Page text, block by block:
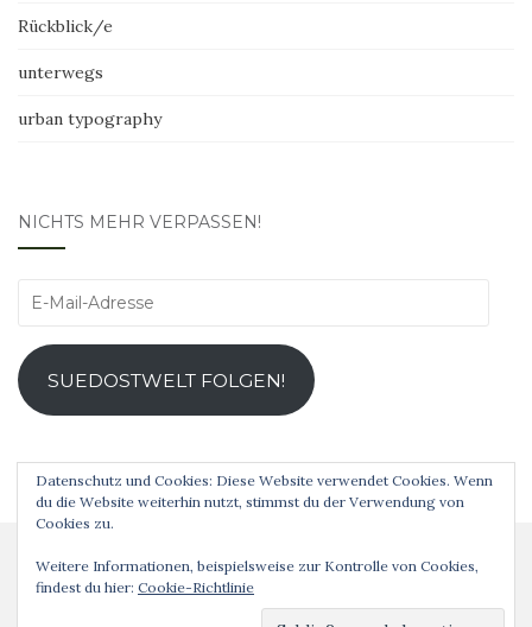
Rückblick/e
unterwegs
urban typography
NICHTS MEHR VERPASSEN!
E-
Adresse
SUEDOSTWELT FOLGEN!
Datenschutz und Cookies: Diese Website verwendet Cookies. Wenn
du die Website weiterhin nutzt, stimmst du der Verwendung von
Cookies zu.
Weitere Informationen, beispielsweise zur Kontrolle von Cookies,
findest du hier: Cookie-Richtlinie
Analog ist schöner! © 2019 Theme vonColorlibPowered byWordPress